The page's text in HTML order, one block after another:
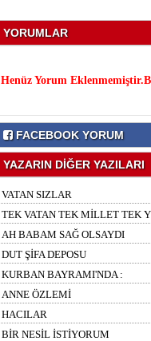
YORUMLAR
Henüz Yorum
FACEBOOK YORUM
YAZARIN DİĞER YAZILARI
VATAN SIZLAR
TEK VATAN TEK MİLLET TEK
AH BABAM SAĞ OLSAYDI
DUT ŞİFA DEPOSU
KURBAN BAYRAMI'NDA :
ANNE ÖZLEMİ
HACILAR
BİR NESİL İSTİYORUM